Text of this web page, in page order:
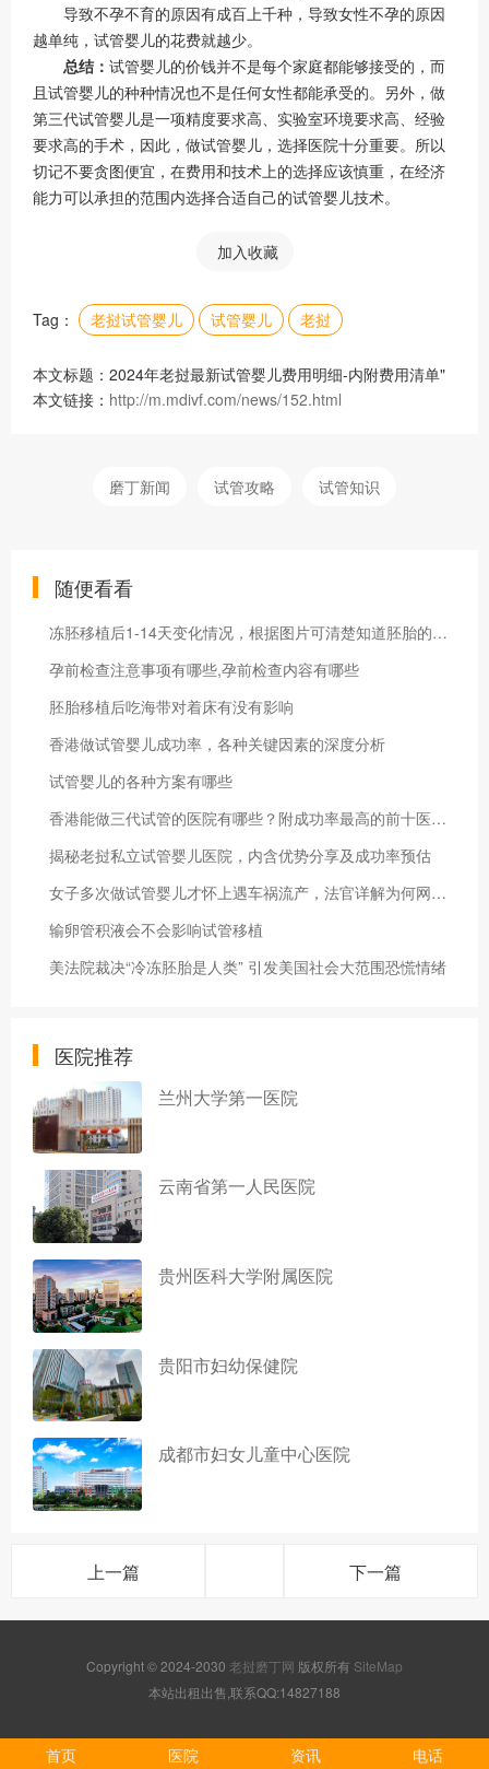
导致不孕不育的原因有成百上千种，导致女性不孕的原因
越单纯，试管婴儿的花费就越少。
总结： 试管婴儿的价钱并不是每个家庭都能够接受的，而
且试管婴儿的种种情况也不是任何女性都能承受的。另外，做
第三代试管婴儿是一项精度要求高、实验室环境要求高、经验
要求高的手术，因此，做试管婴儿，选择医院十分重要。所以
切记不要贪图便宜，在费用和技术上的选择应该慎重，在经济
能力可以承担的范围内选择合适自己的试管婴儿技术。
加入收藏
Tag： 老挝试管婴儿 试管婴儿 老挝
本文标题：2024年老挝最新试管婴儿费用明细-内附费用清单"
本文链接： http://m.mdivf.com/news/152.html
磨丁新闻 试管攻略 试管知识
随便看看
冻胚移植后1-14天变化情况，根据图片可清楚知道胚胎的变化
孕前检查注意事项有哪些,孕前检查内容有哪些
胚胎移植后吃海带对着床有没有影响
香港做试管婴儿成功率，各种关键因素的深度分析
试管婴儿的各种方案有哪些
香港能做三代试管的医院有哪些？附成功率最高的前十医院名单
揭秘老挝私立试管婴儿医院，内含优势分享及成功率预估
女子多次做试管婴儿才怀上遇车祸流产，法官详解为何网约车平台担全责
输卵管积液会不会影响试管移植
美法院裁决“冷冻胚胎是人类” 引发美国社会大范围恐慌情绪
医院推荐
兰州大学第一医院
云南省第一人民医院
贵州医科大学附属医院
贵阳市妇幼保健院
成都市妇女儿童中心医院
上一篇 下一篇
Copyright © 2024-2030 老挝磨丁网 版权所有 SiteMap
本站出租出售,联系QQ:14827188
首页 医院 资讯 电话